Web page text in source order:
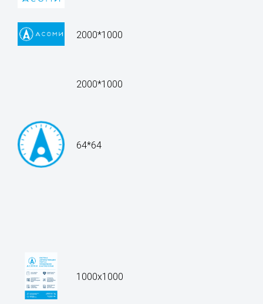
2000*1000
2000*1000
64*64
1000x1000